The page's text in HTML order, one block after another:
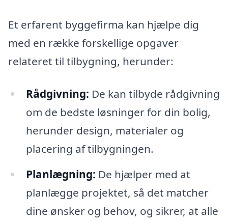
Et erfarent byggefirma kan hjælpe dig
med en række forskellige opgaver
relateret til tilbygning, herunder:
Rådgivning: De kan tilbyde rådgivning
om de bedste løsninger for din bolig,
herunder design, materialer og
placering af tilbygningen.
Planlægning: De hjælper med at
planlægge projektet, så det matcher
dine ønsker og behov, og sikrer, at alle